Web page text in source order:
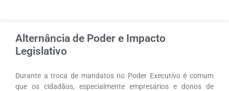
Alternância de Poder e Impacto
Legislativo
Durante a troca de mandatos no Poder Executivo é comum
que os cidadãos, especialmente empresários e donos de